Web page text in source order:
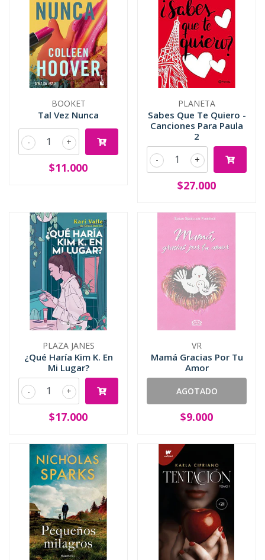
BOOKET
Tal Vez Nunca
+
-
$11.000
PLANETA
Sabes Que Te Quiero -
Canciones Para Paula
2
+
-
$27.000
PLAZA JANES
¿Qué Haría Kim K. En
Mi Lugar?
+
-
$17.000
VR
Mamá Gracias Por Tu
Amor
AGOTADO
$9.000